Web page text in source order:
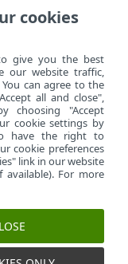
ESET
nastavitve
cookies
give you the best
our website traffic,
can agree to the
all and close",
choosing "Accept
cookie settings by
have the right to
cookie preferences
link in our website
For more